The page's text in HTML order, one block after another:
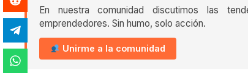
En nuestra comunidad discutimos las
emprendedores. Sin humo, solo acción.
Unirme a la comunidad